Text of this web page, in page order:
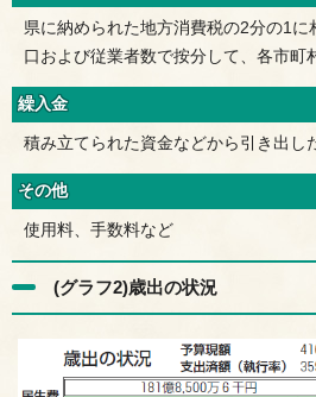
県に納められた地方消費税の2分の1に
口および従業者数で按分して、各市町
繰入金
積み立てられた資金などから引き出し
その他
使用料、手数料など
(グラフ2)歳出の状況